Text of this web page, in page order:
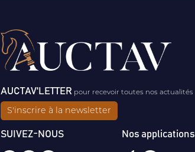
AUCTAV'LETTER pour recevoir toutes nos actualités
S'inscrire à la newsletter
SUIVEZ-NOUS Nos applications